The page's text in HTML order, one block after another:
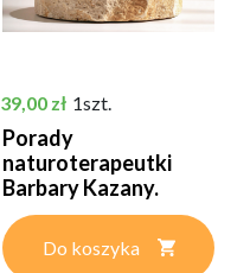
Cena
39,00 zł 1szt.
Porady
naturoterapeutki
Barbary Kazany.
Część 3 | Barbara...
Do koszyka